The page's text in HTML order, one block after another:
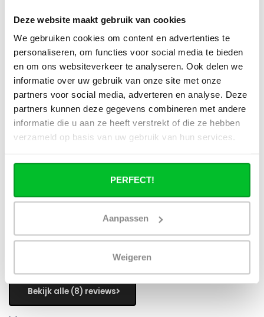
Deze website maakt gebruik van cookies
We gebruiken cookies om content en advertenties te
personaliseren, om functies voor social media te bieden
en om ons websiteverkeer te analyseren. Ook delen we
informatie over uw gebruik van onze site met onze
partners voor social media, adverteren en analyse. Deze
partners kunnen deze gegevens combineren met andere
informatie die u aan ze heeft verstrekt of die ze hebben
verzameld op basis van uw gebruik van hun services.
PERFECT!
Aanpassen
Weigeren
Goede oplossing voor mijn lelijke radiator.
Martin Publié le 17 décembre 2024 at 17:33
Voorplaat geeft een moderne uitstraling.
Jan Publié le 13 décembre 2024 at 17:29
De woonkamer is echt heel mooi geworden met deze strakke
voorplaten.
magneten.
Erik Publié le 14 novembre 2024 at 17:04
Eenvoudig te monteren met beugels en magneten.
Bekijk alle (8) reviews